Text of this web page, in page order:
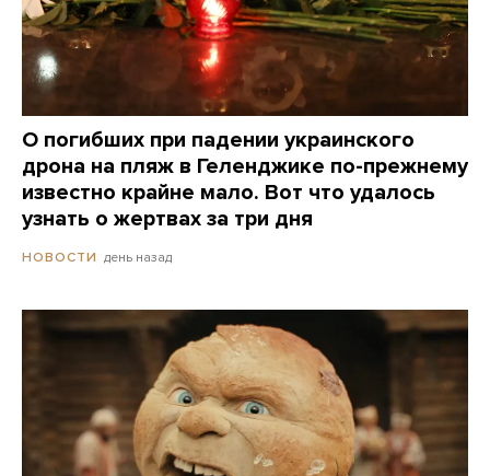
О погибших при падении украинского
дрона на пляж в Геленджике по-прежнему
известно крайне мало. Вот что удалось
узнать о жертвах за три дня
НОВОСТИ день назад